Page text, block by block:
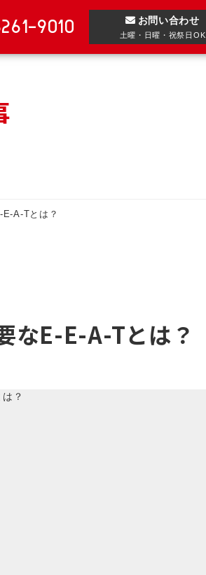
9010 お問い合わせ
土曜・日曜・祝祭日OK
A-Tとは？
なE-E-A-Tとは？